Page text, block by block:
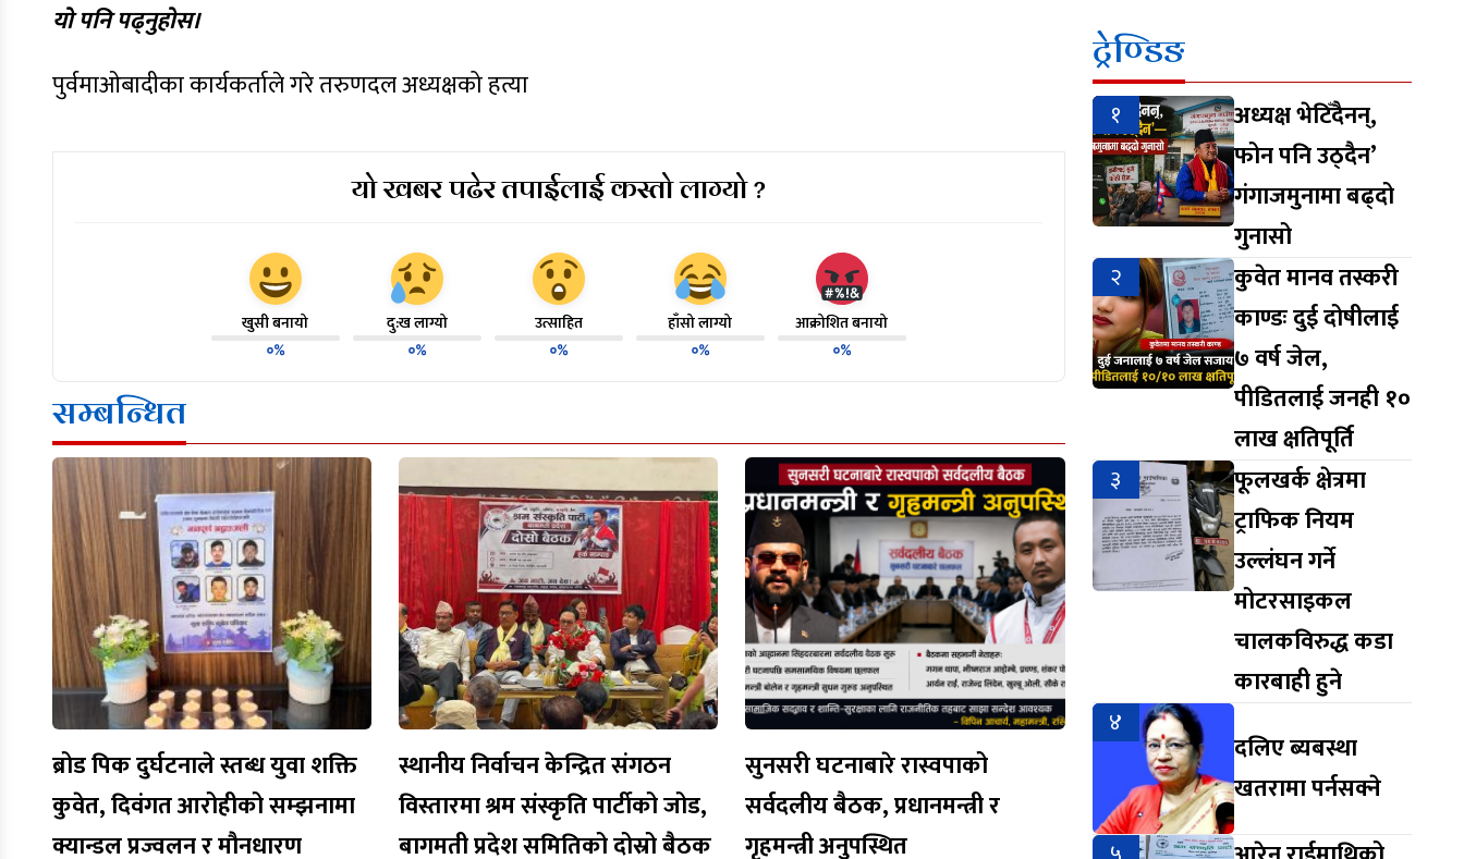
यो पनि पढ्नुहोस।
पुर्वमाओबादीका कार्यकर्ताले गरे तरुणदल अध्यक्षको हत्या
यो खबर पढेर तपाईलाई कस्तो लाग्यो ?
खुसी बनायो
०%
दु:ख लाग्यो
०%
उत्साहित
०%
हाँसो लाग्यो
०%
आक्रोशित बनायो
०%
सम्बन्धित
ब्रोड पिक दुर्घटनाले स्तब्ध युवा शक्ति
कुवेत, दिवंगत आरोहीको सम्झनामा
क्यान्डल प्रज्वलन र मौनधारण
स्थानीय निर्वाचन केन्द्रित संगठन
विस्तारमा श्रम संस्कृति पार्टीको जोड,
बागमती प्रदेश समितिको दोस्रो बैठक
सुनसरी घटनाबारे रास्वपाको
सर्वदलीय बैठक, प्रधानमन्त्री र
गृहमन्त्री अनुपस्थित
ट्रेण्डिङ
१
अध्यक्ष भेटिँदैनन्,
फोन पनि उठ्दैन’
गंगाजमुनामा बढ्दो
गुनासो
२
कुवेत मानव तस्करी
काण्डः दुई दोषीलाई
७ वर्ष जेल,
पीडितलाई जनही १०
लाख क्षतिपूर्ति
३
फूलखर्क क्षेत्रमा
ट्राफिक नियम
उल्लंघन गर्ने
मोटरसाइकल
चालकविरुद्ध कडा
कारबाही हुने
४
दलिए ब्यबस्था
खतरामा पर्नसक्ने